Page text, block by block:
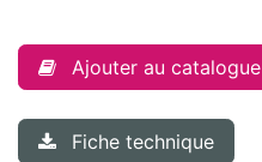
Ajouter au catalogue
Fiche technique